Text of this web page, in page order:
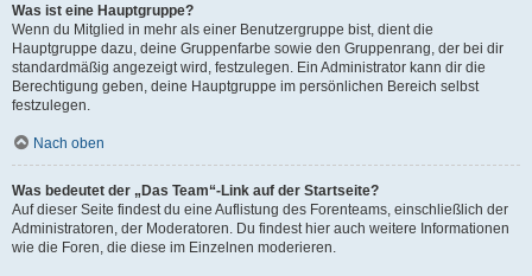
Was ist eine Hauptgruppe?
Wenn du Mitglied in mehr als einer Benutzergruppe bist, dient die
Hauptgruppe dazu, deine Gruppenfarbe sowie den Gruppenrang, der bei dir
standardmäßig angezeigt wird, festzulegen. Ein Administrator kann dir die
Berechtigung geben, deine Hauptgruppe im persönlichen Bereich selbst
festzulegen.
Nach oben
Was bedeutet der „Das Team“-Link auf der Startseite?
Auf dieser Seite findest du eine Auflistung des Forenteams, einschließlich der
Administratoren, der Moderatoren. Du findest hier auch weitere Informationen
wie die Foren, die diese im Einzelnen moderieren.